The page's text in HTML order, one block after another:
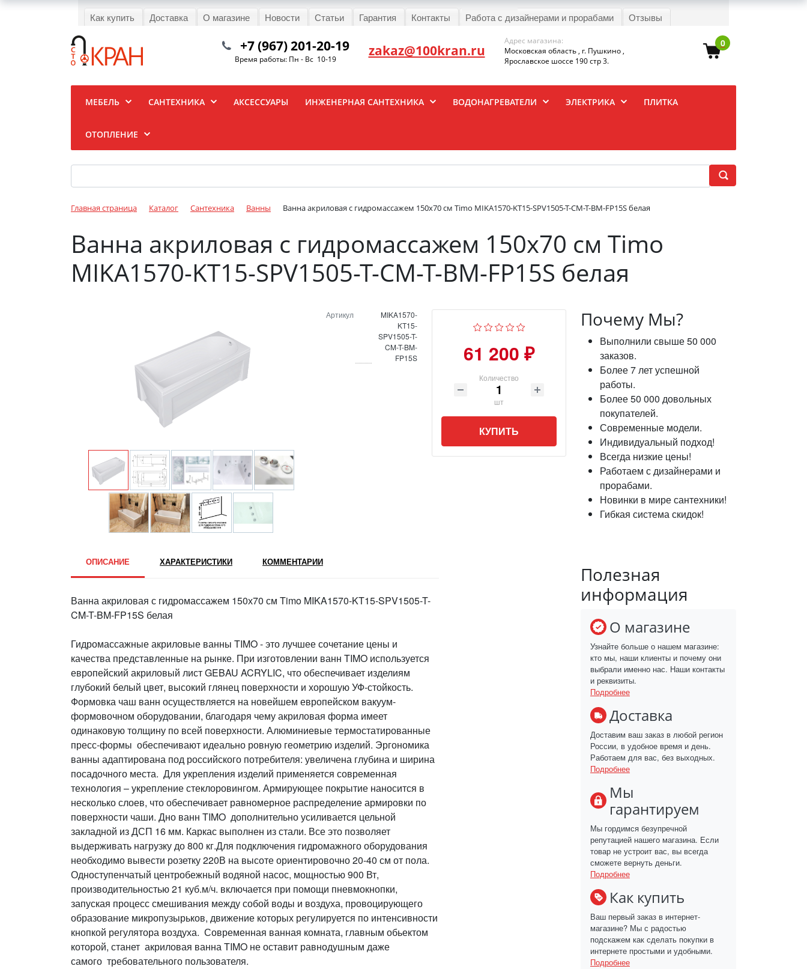
Как купить Доставка О магазине Новости Статьи Гарантия Контакты Работа с дизайнерами и прорабами Отзывы
0
+7 (967) 201-20-19
Время работы: Пн - Вс 10-19 zakaz@100kran.ru
Адрес магазина:
Московская область , г. Пушкино ,
Ярославское шоссе 190 стр 3.
МЕБЕЛЬ САНТЕХНИКА АКСЕССУАРЫ ИНЖЕНЕРНАЯ САНТЕХНИКА ВОДОНАГРЕВАТЕЛИ ЭЛЕКТРИКА ПЛИТКА
ОТОПЛЕНИЕ
Главная страница Каталог Сантехника Ванны Ванна акриловая с гидромассажем 150х70 см Timo MIKA1570-KT15-SPV1505-T-CM-T-BM-FP15S белая
Ванна акриловая с гидромассажем 150х70 см Timo
MIKA1570-KT15-SPV1505-T-CM-T-BM-FP15S белая
Артикул
MIKA1570-
KT15-
SPV1505-T-
CM-T-BM-
FP15S
61 200 ₽
Количество
шт
КУПИТЬ
ОПИСАНИЕ ХАРАКТЕРИСТИКИ КОММЕНТАРИИ
Ванна акриловая с гидромассажем 150х70 см Timo MIKA1570-KT15-SPV1505-T-
CM-T-BM-FP15S белая
Гидромассажные акриловые ванны TIMO - это лучшее сочетание цены и
качества представленные на рынке. При изготовлении ванн TIMO используется
европейский акриловый лист GEBAU ACRYLIC, что обеспечивает изделиям
глубокий белый цвет, высокий глянец поверхности и хорошую УФ-стойкость.
Формовка чаш ванн осуществляется на новейшем европейском вакуум-
формовочном оборудовании, благодаря чему акриловая форма имеет
одинаковую толщину по всей поверхности. Алюминиевые термостатированные
пресс-формы обеспечивают идеально ровную геометрию изделий. Эргономика
ванны адаптирована под российского потребителя: увеличена глубина и ширина
посадочного места. Для укрепления изделий применяется современная
технология – укрепление стеклоровингом. Армирующее покрытие наносится в
несколько слоев, что обеспечивает равномерное распределение армировки по
поверхности чаши. Дно ванн TIMO дополнительно усиливается цельной
закладной из ДСП 16 мм. Каркас выполнен из стали. Все это позволяет
выдерживать нагрузку до 800 кг.Для подключения гидромажного оборудования
необходимо вывести розетку 220В на высоте ориентировочно 20-40 см от пола.
Одноступенчатый центробежный водяной насос, мощностью 900 Вт,
производительностью 21 куб.м/ч. включается при помощи пневмокнопки,
запуская процесс смешивания между собой воды и воздуха, провоцирующего
образование микропузырьков, движение которых регулируется по интенсивности
кнопкой регулятора воздуха. Современная ванная комната, главным обьектом
которой, станет акриловая ванна TIMO не оставит равнодушным даже
самого требовательного пользователя.
Почему Мы?
Выполнили свыше 50 000
заказов.
Более 7 лет успешной
работы.
Более 50 000 довольных
покупателей.
Современные модели.
Индивидуальный подход!
Всегда низкие цены!
Работаем с дизайнерами и
прорабами.
Новинки в мире сантехники!
Гибкая система скидок!
Полезная
информация
О магазине
Узнайте больше о нашем магазине:
кто мы, наши клиенты и почему они
выбрали именно нас. Наши контакты
и реквизиты.
Подробнее
Доставка
Доставим ваш заказ в любой регион
России, в удобное время и день.
Работаем для вас, без выходных.
Подробнее
Мы
гарантируем
Мы гордимся безупречной
репутацией нашего магазина. Если
товар не устроит вас, вы всегда
сможете вернуть деньги.
Подробнее
Как купить
Ваш первый заказ в интернет-
магазине? Мы с радостью
подскажем как сделать покупки в
интернете простыми и удобными.
Подробнее